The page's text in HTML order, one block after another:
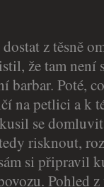
z těsně
že tam není
barbar. Poté,
na petlici a k
se
risknout,
si připravil
Pohled